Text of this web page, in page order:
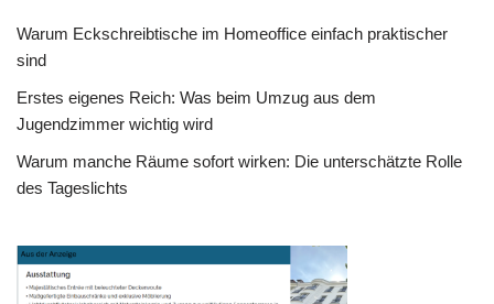
Warum Eckschreibtische im Homeoffice einfach praktischer
sind
Erstes eigenes Reich: Was beim Umzug aus dem
Jugendzimmer wichtig wird
Warum manche Räume sofort wirken: Die unterschätzte Rolle
des Tageslichts